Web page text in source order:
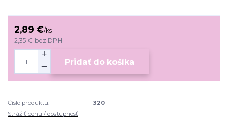
2,89 €/ks
2,35 € bez DPH
Pridať do košíka
Číslo produktu:
320
Strážiť cenu / dostupnosť